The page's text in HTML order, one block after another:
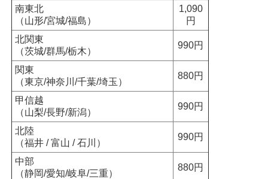
南東北
（山形/宮城/福島）
1,090
円
北関東
（茨城/群馬/栃木）
990円
関東
（東京/神奈川/千葉/埼玉）
880円
甲信越
（山梨/長野/新潟）
990円
北陸
（福井 / 富山 / 石川）
990円
中部
（静岡/愛知/岐阜/三重）
880円